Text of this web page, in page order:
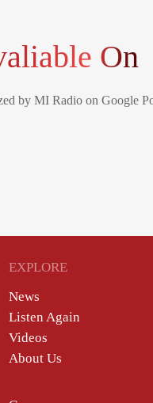
On
by MI Radio on Google
EXPLORE
News
Listen Again
Videos
About Us